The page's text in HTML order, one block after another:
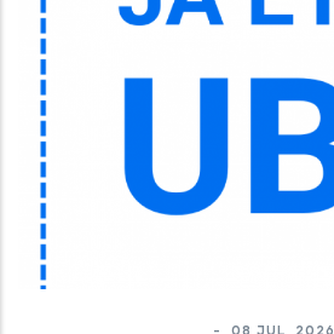
- 08 JUL, 2026